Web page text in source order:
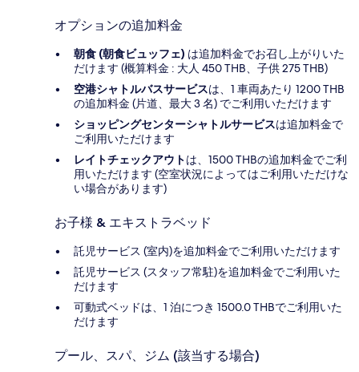
オプションの追加料金
朝食 (朝食ビュッフェ) は追加料金でお召し上がりいた
だけます (概算料金 : 大人 450 THB、子供 275 THB)
空港シャトルバスサービスは、1 車両あたり 1200 THB
の追加料金 (片道、最大 3 名) でご利用いただけます
ショッピングセンターシャトルサービスは追加料金で
ご利用いただけます
レイトチェックアウトは、1500 THBの追加料金でご利
用いただけます (空室状況によってはご利用いただけな
い場合があります)
お子様 & エキストラベッド
託児サービス (室内)を追加料金でご利用いただけます
託児サービス (スタッフ常駐)を追加料金でご利用いた
だけます
可動式ベッドは、1 泊につき 1500.0 THBでご利用いた
だけます
プール、スパ、ジム (該当する場合)